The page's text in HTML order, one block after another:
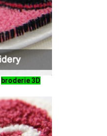
broderie 3D